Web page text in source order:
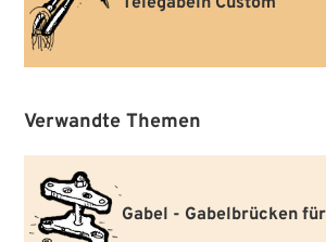
Verwandte Themen
Gabel - Gabelbrücken